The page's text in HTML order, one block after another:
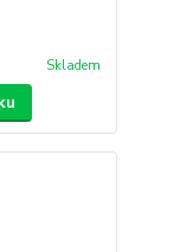
Skladem